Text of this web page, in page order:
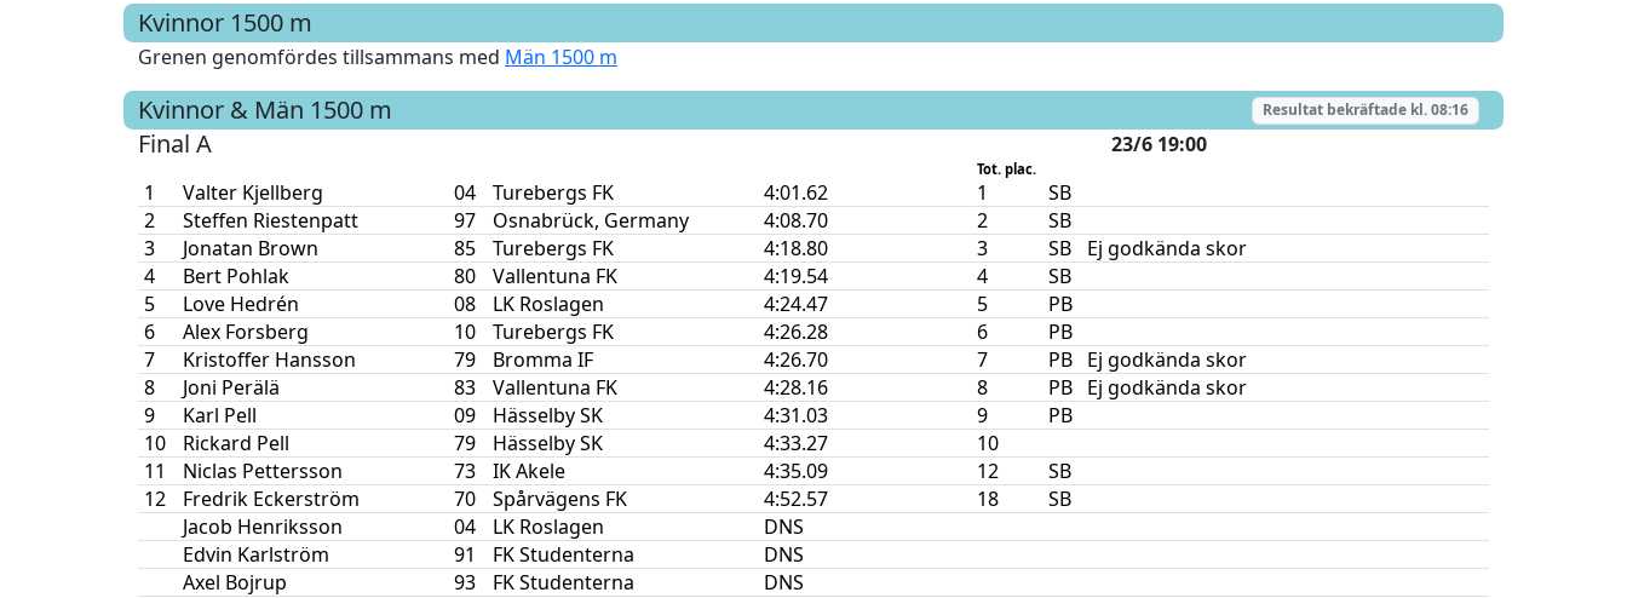
Kvinnor 1500 m
Grenen genomfördes tillsammans med Män 1500 m
Kvinnor & Män 1500 m Resultat bekräftade kl.08:16
Final A 23/6 19:00
Tot. plac.
1 Valter Kjellberg 04 Turebergs FK 4:01.62 1
SB
2
Steffen Riestenpatt 97 Osnabrück, Germany 4:08.70 2
SB
3
Jonatan Brown 85 Turebergs FK 4:18.80 3 SB
Ej godkända skor
4
Bert Pohlak 80 Vallentuna FK 4:19.54 4
SB
5
Love Hedrén 08 LK Roslagen 4:24.47 5
PB
6
Alex Forsberg 10 Turebergs FK 4:26.28 6
PB
7
Kristoffer Hansson 79 Bromma IF 4:26.70 7 PB
Ej godkända skor
8
Joni Perälä 83 Vallentuna FK 4:28.16 8 PB
Ej godkända skor
9
Karl Pell 09 Hässelby SK 4:31.03 9
PB
10
Rickard Pell 79 Hässelby SK 4:33.27
10
11
Niclas Pettersson 73 IK Akele 4:35.09 12
SB
12
Fredrik Eckerström 70 Spårvägens FK 4:52.57 18
SB
Jacob Henriksson
04 LK Roslagen
DNS
Edvin Karlström
91 FK Studenterna
DNS
Axel Bojrup
93 FK Studenterna DNS